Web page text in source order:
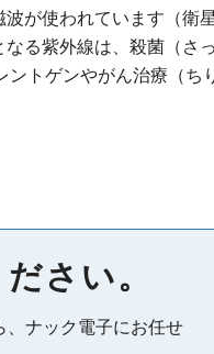
が使われています（衛
る紫外線は、殺菌（さ
ントゲンやがん治療（ち
さい。
、ナック電子にお任せ